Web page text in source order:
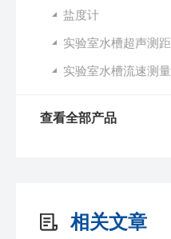
盐度计
实验室水槽超声测距
实验室水槽流速测量
查看全部产品
相关文章